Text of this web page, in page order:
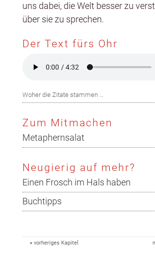
uns dabei, die Welt bess­er zu
über sie zu sprechen.
Der Text fürs Ohr
Woher die Zitate stammen …
Zum Mitmachen
Metaphernsalat
Neugierig auf mehr?
Einen Frosch im Hals haben
Buchtipps
« vorheriges Kapitel